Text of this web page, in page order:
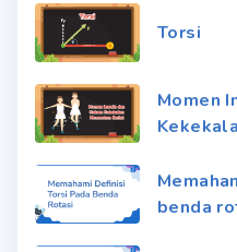
Torsi
Momen
benda